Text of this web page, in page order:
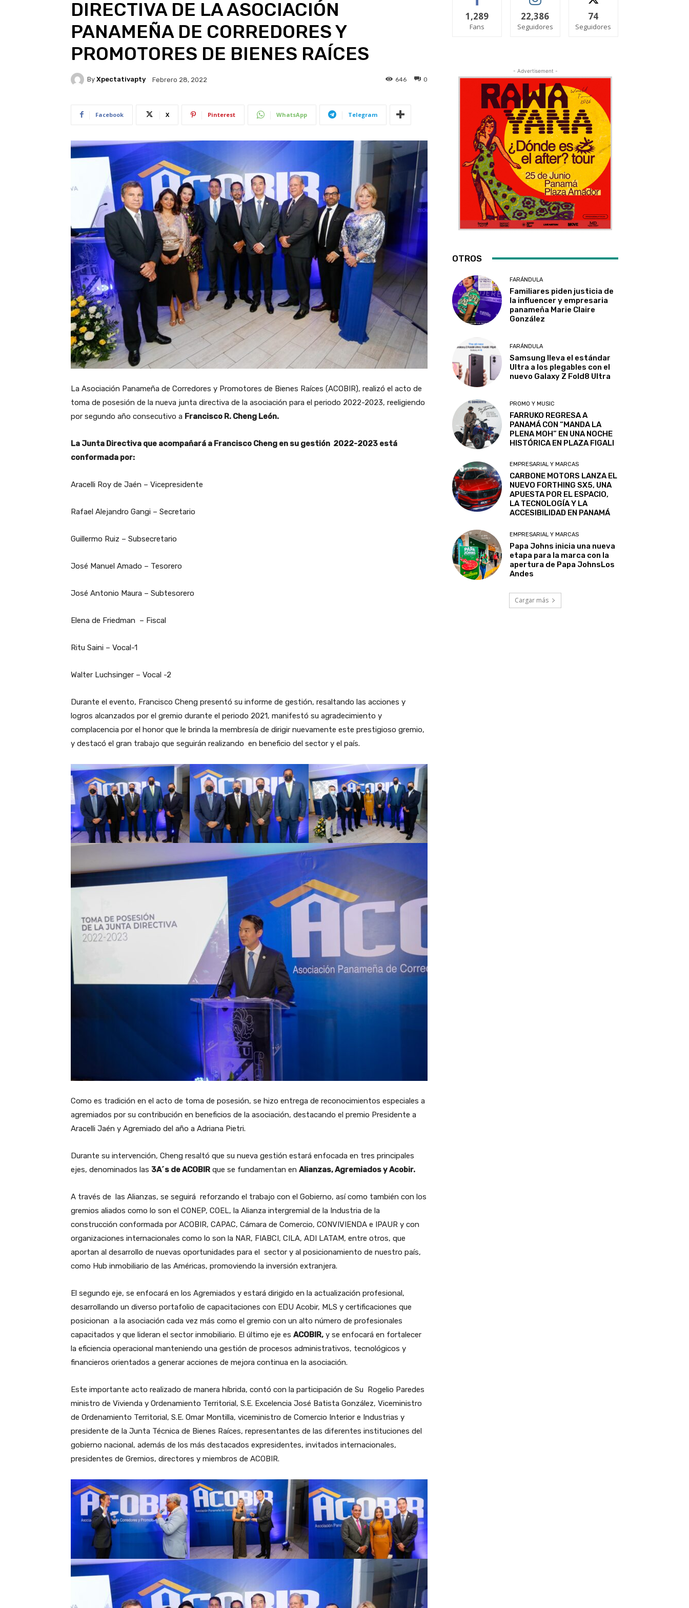
DIRECTIVA DE LA ASOCIACIÓN
PANAMEÑA DE CORREDORES Y
PROMOTORES DE BIENES RAÍCES
By Xpectativapty Febrero 28, 2022 0
646
Facebook X Pinterest WhatsApp Telegram
La Asociación Panameña de Corredores y Promotores de Bienes Raíces (ACOBIR), realizó el acto de
toma de posesión de la nueva junta directiva de la asociación para el periodo 2022-2023, reeligiendo
por segundo año consecutivo a Francisco R. Cheng León.
La Junta Directiva que acompañará a Francisco Cheng en su gestión 2022-2023 está
conformada por:
Aracelli Roy de Jaén – Vicepresidente
Rafael Alejandro Gangi – Secretario
Guillermo Ruiz – Subsecretario
José Manuel Amado – Tesorero
José Antonio Maura – Subtesorero
Elena de Friedman – Fiscal
Ritu Saini – Vocal-1
Walter Luchsinger – Vocal -2
Durante el evento, Francisco Cheng presentó su informe de gestión, resaltando las acciones y
logros alcanzados por el gremio durante el periodo 2021, manifestó su agradecimiento y
complacencia por el honor que le brinda la membresía de dirigir nuevamente este prestigioso gremio,
y destacó el gran trabajo que seguirán realizando en beneficio del sector y el país.
Como es tradición en el acto de toma de posesión, se hizo entrega de reconocimientos especiales a
agremiados por su contribución en beneficios de la asociación, destacando el premio Presidente a
Aracelli Jaén y Agremiado del año a Adriana Pietri.
Durante su intervención, Cheng resaltó que su nueva gestión estará enfocada en tres principales
ejes, denominados las 3A´s de ACOBIR que se fundamentan en Alianzas, Agremiados y Acobir.
A través de las Alianzas, se seguirá reforzando el trabajo con el Gobierno, así como también con los
gremios aliados como lo son el CONEP, COEL, la Alianza intergremial de la Industria de la
construcción conformada por ACOBIR, CAPAC, Cámara de Comercio, CONVIVIENDA e IPAUR y con
organizaciones internacionales como lo son la NAR, FIABCI, CILA, ADI LATAM, entre otros, que
aportan al desarrollo de nuevas oportunidades para el sector y al posicionamiento de nuestro país,
como Hub inmobiliario de las Américas, promoviendo la inversión extranjera.
El segundo eje, se enfocará en los Agremiados y estará dirigido en la actualización profesional,
desarrollando un diverso portafolio de capacitaciones con EDU Acobir, MLS y certificaciones que
posicionan a la asociación cada vez más como el gremio con un alto número de profesionales
capacitados y que lideran el sector inmobiliario. El último eje es ACOBIR, y se enfocará en fortalecer
la eficiencia operacional manteniendo una gestión de procesos administrativos, tecnológicos y
financieros orientados a generar acciones de mejora continua en la asociación.
Este importante acto realizado de manera híbrida, contó con la participación de Su Rogelio Paredes
ministro de Vivienda y Ordenamiento Territorial, S.E. Excelencia José Batista González, Viceministro
de Ordenamiento Territorial, S.E. Omar Montilla, viceministro de Comercio Interior e Industrias y
presidente de la Junta Técnica de Bienes Raíces, representantes de las diferentes instituciones del
gobierno nacional, además de los más destacados expresidentes, invitados internacionales,
presidentes de Gremios, directores y miembros de ACOBIR.
1,289
Fans
22,386
Seguidores
74
Seguidores
- Advertisement -
OTROS
FARÁNDULA
Familiares piden justicia de
la influencer y empresaria
panameña Marie Claire
González
FARÁNDULA
Samsung lleva el estándar
Ultra a los plegables con el
nuevo Galaxy Z Fold8 Ultra
PROMO Y MUSIC
FARRUKO REGRESA A
PANAMÁ CON “MANDA LA
PLENA MOH” EN UNA NOCHE
HISTÓRICA EN PLAZA FIGALI
EMPRESARIAL Y MARCAS
CARBONE MOTORS LANZA EL
NUEVO FORTHING SX5, UNA
APUESTA POR EL ESPACIO,
LA TECNOLOGÍA Y LA
ACCESIBILIDAD EN PANAMÁ
EMPRESARIAL Y MARCAS
Papa Johns inicia una nueva
etapa para la marca con la
apertura de Papa JohnsLos
Andes
Cargar más